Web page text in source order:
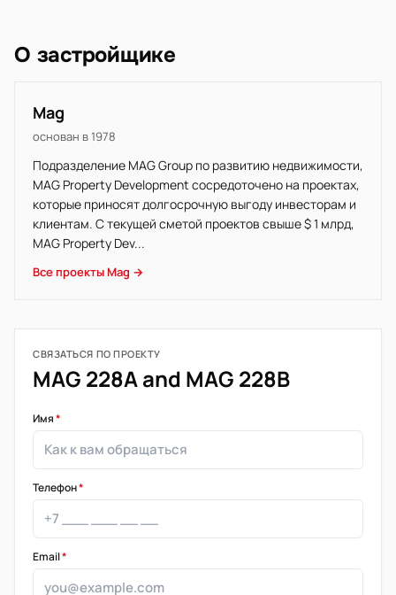
О застройщике
Mag
основан в 1978
Подразделение MAG Group по развитию недвижимости,
MAG Property Development сосредоточено на проектах,
которые приносят долгосрочную выгоду инвесторам и
клиентам. С текущей сметой проектов свыше $ 1 млрд,
MAG Property Dev...
Все проекты Mag →
СВЯЗАТЬСЯ ПО ПРОЕКТУ
MAG 228A and MAG 228B
Имя*
Телефон*
Email*